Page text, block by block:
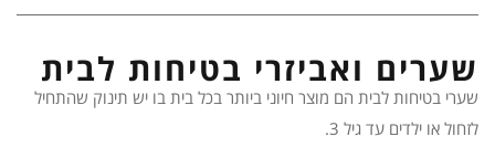
שערים ואביזרי בטיחות לבית
שערי בטיחות לבית הם מוצר חיוני ביותר בכל בית בו יש תינוק שהתחיל
לזחול או ילדים עד גיל 3.